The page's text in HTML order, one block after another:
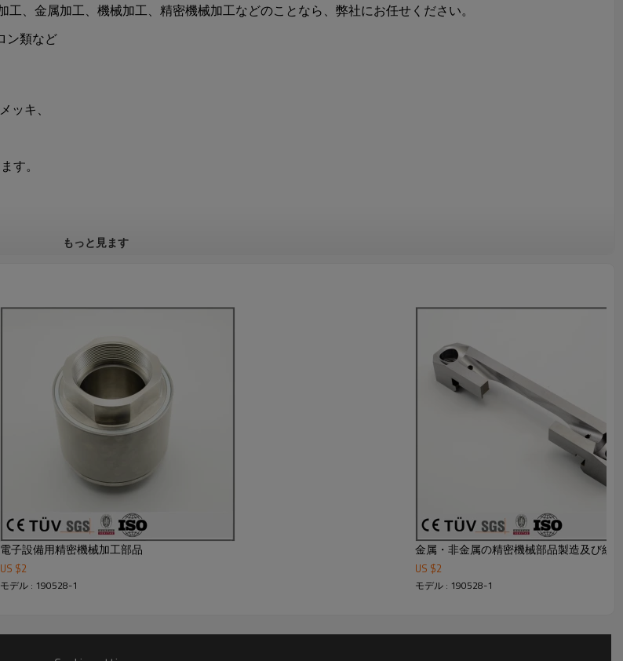
、金属加工、機械加工、精密機械加工などのことなら、弊社にお任せください。
ン類など
ッキ、
す。
もっと見ます
電子設備用精密機械加工部品
US $2
モデル : 190528-1
金属・非金属の精密機械部品製造及び組立
US $2
モデル : 190528-1